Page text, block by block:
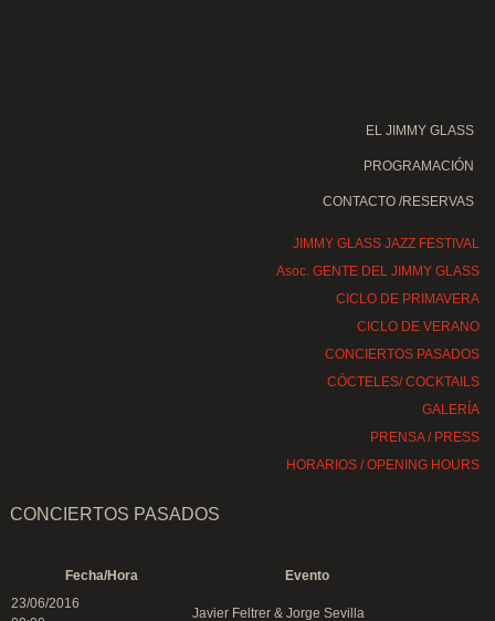
EL JIMMY GLASS
PROGRAMACIÓN
CONTACTO /RESERVAS
JIMMY GLASS JAZZ FESTIVAL
Asoc. GENTE DEL JIMMY GLASS
CICLO DE PRIMAVERA
CICLO DE VERANO
CONCIERTOS PASADOS
CÓCTELES/ COCKTAILS
GALERÍA
PRENSA / PRESS
HORARIOS / OPENING HOURS
CONCIERTOS PASADOS
Fecha/Hora
Evento
23/06/2016
Javier Feltrer & Jorge Sevilla